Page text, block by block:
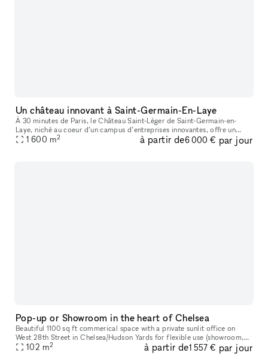
Un château innovant à Saint-Germain-En-Laye
À 30 minutes de Paris, le Château Saint-Léger de Saint-Germain-en-
Laye, niché au coeur d’un campus d’entreprises innovantes, offre un
cadre exceptionnel. Sa structure néogothique de la Belle Époque e
1 600 m2 à partir de6 000 € par jour
Pop-up or Showroom in the heart of Chelsea
Beautiful 1100 sq ft commerical space with a private sunlit office on
West 28th Street in Chelsea/Hudson Yards for flexible use (showroom,
pop-up gallery, event space, etc). Natural light, high ceili
102 m2 à partir de1 557 € par jour